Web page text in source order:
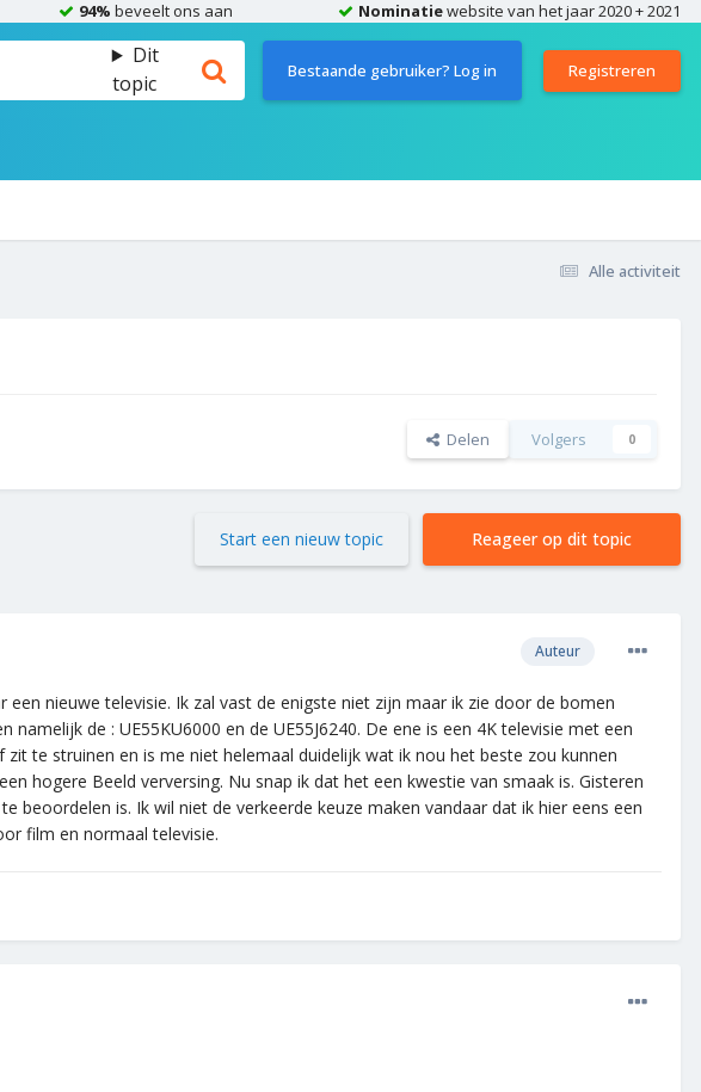
94% beveelt ons aan Nominatiewebsite van het jaar 2020 + 2021
Dit
topic
Bestaande gebruiker? Log in Registreren
Alle activiteit
Delen Volgers 0
Reageer op dit topic
Start een nieuw topic
Auteur
nieuwe televisie. Ik zal vast de enigste niet zijn maar ik zie door de bomen
de : UE55KU6000 en de UE55J6240. De ene is een 4K televisie met een
te struinen en is me niet helemaal duidelijk wat ik nou het beste zou kunnen
hogere Beeld verversing. Nu snap ik dat het een kwestie van smaak is. Gisteren
is. Ik wil niet de verkeerde keuze maken vandaar dat ik hier eens een
film en normaal televisie.